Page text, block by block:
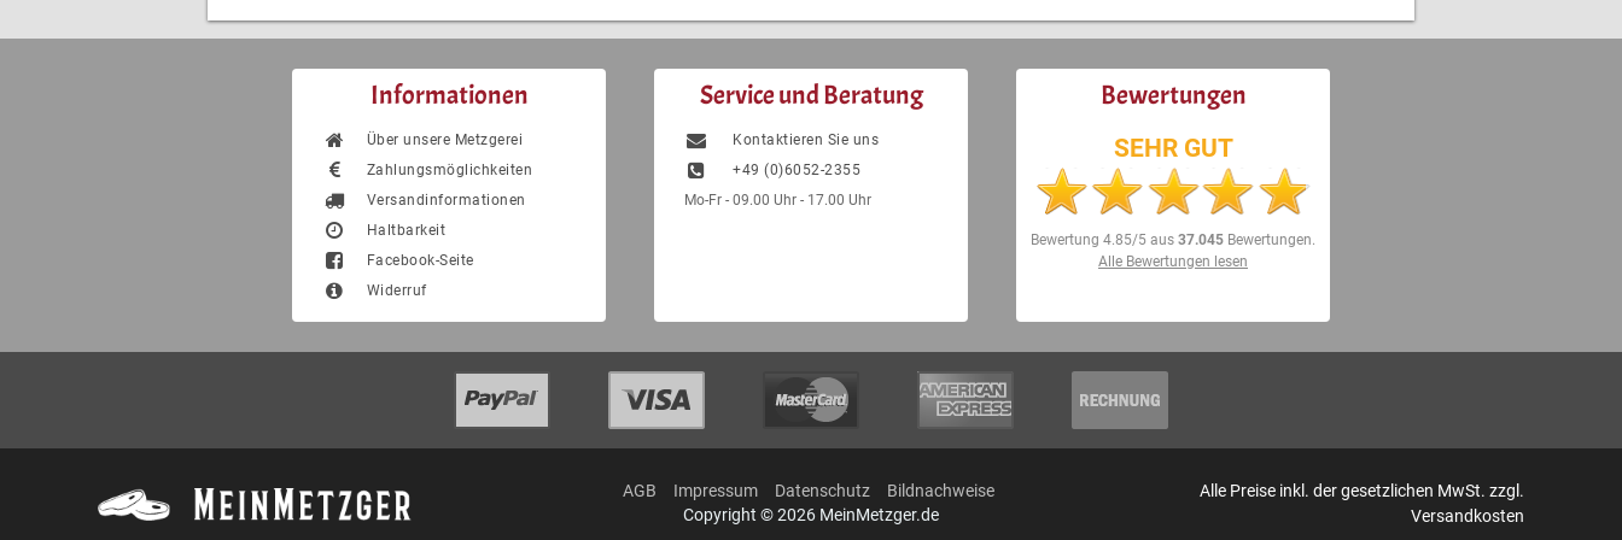
Informationen
Über unsere Metzgerei
Zahlungsmöglichkeiten
Versandinformationen
Haltbarkeit
Facebook-Seite
Widerruf
Service und Beratung
Kontaktieren Sie uns
+49 (0)6052-2355
Mo-Fr - 09.00 Uhr - 17.00 Uhr
Bewertungen
SEHR GUT
Bewertung 4.85/5 aus 37.045 Bewertungen.
Alle Bewertungen lesen
AGB Impressum Datenschutz
Bildnachweise
Copyright © 2026 MeinMetzger.de
Alle Preise inkl. der gesetzlichen MwSt. zzgl.
Versandkosten